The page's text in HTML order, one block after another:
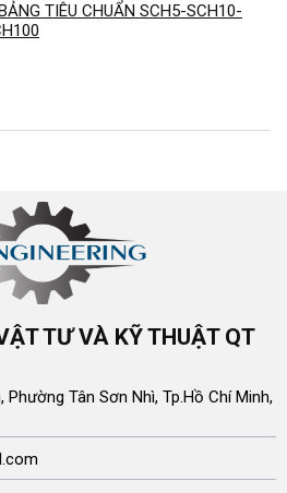
TIÊU CHUẨN SCH5-SCH10-
TƯ VÀ KỸ THUẬT QT
Phường Tân Sơn Nhì, Tp.Hồ Chí Minh,